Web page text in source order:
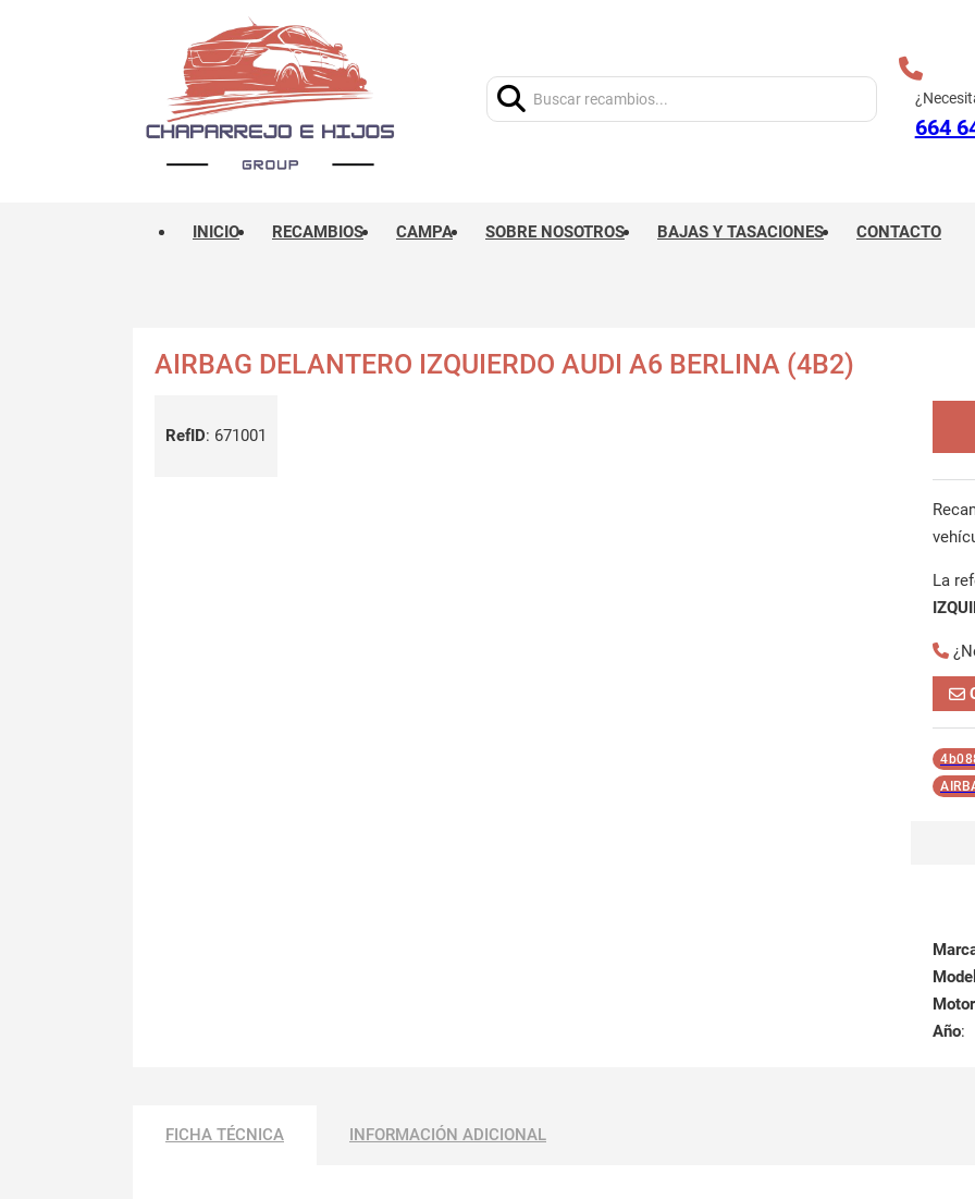
664
INICIO RECAMBIOS CAMPA SOBRE NOSOTROS BAJAS Y TASACIONES CONTACTO
AIRBAG DELANTERO IZQUIERDO AUDI A6 BERLINA (4B2)
RefID: 671001
La
Motor
Año:
FICHA TÉCNICA INFORMACIÓN ADICIONAL